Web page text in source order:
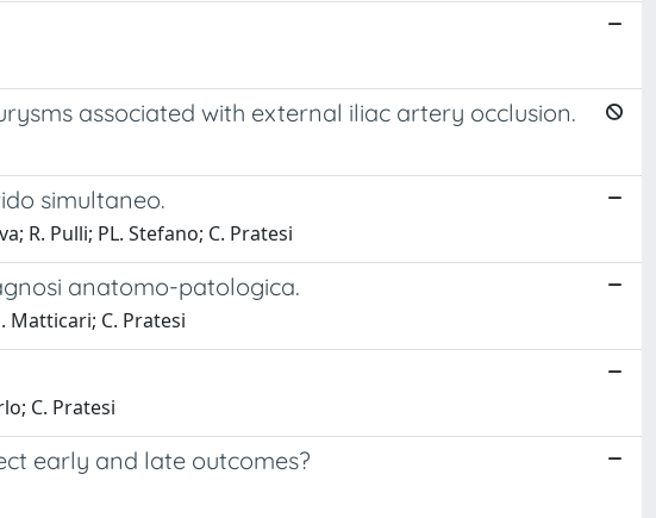
associated with external iliac artery occlusion.
simultaneo.
R. Pulli; PL. Stefano; C. Pratesi
anatomo-patologica.
Matticari; C. Pratesi
C. Pratesi
early and late outcomes?